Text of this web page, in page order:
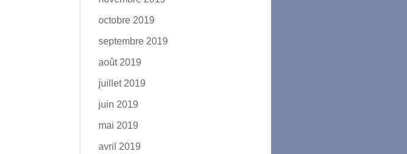
octobre 2019
septembre 2019
août 2019
juillet 2019
juin 2019
mai 2019
avril 2019